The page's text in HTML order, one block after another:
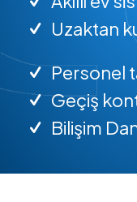
Uzaktan
Personel
Geçiş
Bilişim